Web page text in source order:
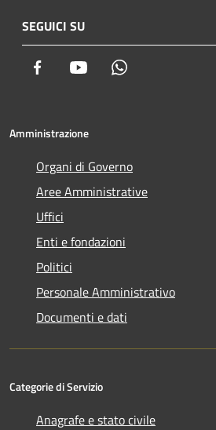
SEGUICI SU
Facebook Youtube
Amministrazione
Organi di Governo
Aree Amministrative
Uffici
Enti e fondazioni
Politici
Personale Amministrativo
Documenti e dati
Categorie di Servizio
Anagrafe e stato civile